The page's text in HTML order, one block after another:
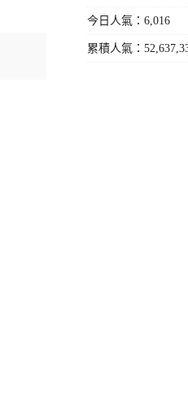
今日人氣：6,016
累積人氣：